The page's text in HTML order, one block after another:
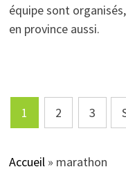
équipe sont
en province aussi.
Pagination
des
publications
1 2 3
Accueil » marathon